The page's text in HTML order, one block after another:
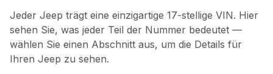
Jeder Jeep trägt eine einzigartige 17-stellige VIN. Hier
sehen Sie, was jeder Teil der Nummer bedeutet —
wählen Sie einen Abschnitt aus, um die Details für
Ihren Jeep zu sehen.